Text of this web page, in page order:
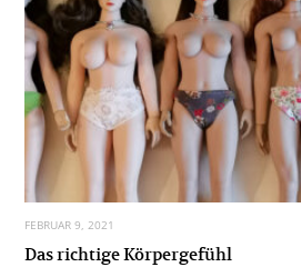
FEBRUAR 9, 2021
Das richtige Körpergefühl